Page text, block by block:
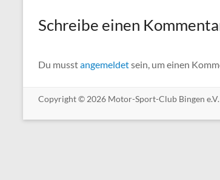
Schreibe einen
Du musstangemeldetsein, um einen
Copyright © 2026 Motor-Sport-Club Bingen